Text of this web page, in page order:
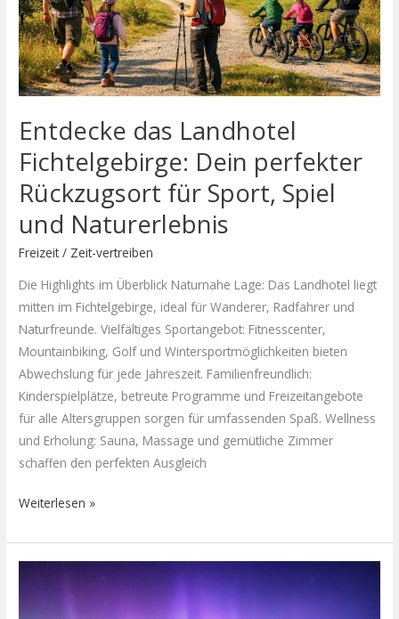
Entdecke das Landhotel
Fichtelgebirge: Dein perfekter
Rückzugsort für Sport, Spiel
und Naturerlebnis
Freizeit/ Zeit-vertreiben
Die Highlights im Überblick Naturnahe Lage: Das Landhotel liegt
mitten im Fichtelgebirge, ideal für Wanderer, Radfahrer und
Naturfreunde. Vielfältiges Sportangebot: Fitnesscenter,
Mountainbiking, Golf und Wintersportmöglichkeiten bieten
Abwechslung für jede Jahreszeit. Familienfreundlich:
Kinderspielplätze, betreute Programme und Freizeitangebote
für alle Altersgruppen sorgen für umfassenden Spaß. Wellness
und Erholung: Sauna, Massage und gemütliche Zimmer
schaffen den perfekten Ausgleich
Weiterlesen »